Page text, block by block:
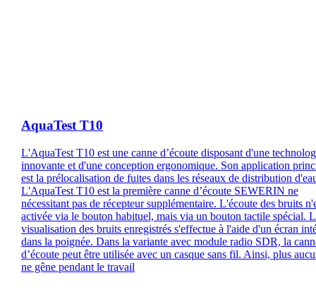
AquaTest T10
L'AquaTest T10 est une canne d’écoute disposant d'une
innovante et d'une conception ergonomique. Son application
est la prélocalisation de fuites dans les réseaux de distribution
L'AquaTest T10 est la première canne d’écoute SEWERIN ne
nécessitant pas de récepteur supplémentaire. L'écoute des bruits
activée via le bouton habituel, mais via un bouton tactile spécial.
visualisation des bruits enregistrés s'effectue à l'aide d'un écran
dans la poignée. Dans la variante avec module radio SDR, la
d’écoute peut être utilisée avec un casque sans fil. Ainsi, plus
ne gêne pendant le travail